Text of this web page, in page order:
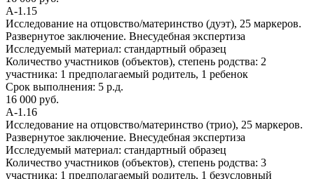
А-1.15
Исследование на отцовство/материнство (дуэт), 25 маркеров.
Развернутое заключение. Внесудебная экспертиза
Исследуемый материал: стандартный образец
Количество участников (объектов), степень родства: 2
участника: 1 предполагаемый родитель, 1 ребенок
Срок выполнения: 5 р.д.
16 000 руб.
А-1.16
Исследование на отцовство/материнство (трио), 25 маркеров.
Развернутое заключение. Внесудебная экспертиза
Исследуемый материал: стандартный образец
Количество участников (объектов), степень родства: 3
участника: 1 предполагаемый родитель, 1 безусловный